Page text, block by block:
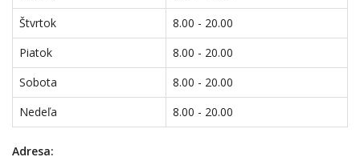
Štvrtok
8.00 - 20.00
Piatok
8.00 - 20.00
Sobota
8.00 - 20.00
Nedeľa
8.00 - 20.00
Adresa: